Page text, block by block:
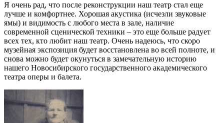
Я очень рад, что после реконструкции наш театр стал еще
лучше и комфортнее. Хорошая акустика (исчезли звуковые
ямы) и видимость с любого места в зале, наличие
современной сценической техники – это еще больше радует
всех тех, кто любит наш театр. Очень надеюсь, что скоро
музейная экспозиция будет восстановлена во всей полноте, и
снова можно будет окунуться в замечательную историю
нашего Новосибирского государственного академического
театра оперы и балета.